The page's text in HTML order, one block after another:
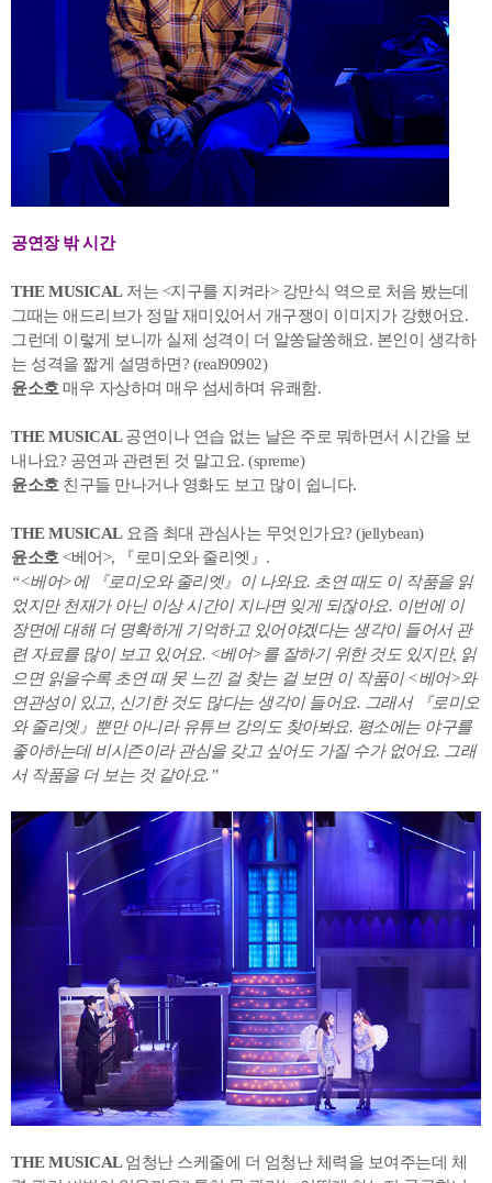
공연장 밖 시간
THE MUSICAL저는 <지구를 지켜라> 강만식 역으로 처음 봤는데
그때는 애드리브가 정말 재미있어서 개구쟁이 이미지가 강했어요.
그런데 이렇게 보니까 실제 성격이 더 알쏭달쏭해요. 본인이 생각하
는 성격을 짧게 설명하면? (real90902)
윤소호 매우 자상하며 매우 섬세하며 유쾌함.
THE MUSICAL공연이나 연습 없는 날은 주로 뭐하면서 시간을 보
내나요? 공연과 관련된 것 말고요. (spreme)
윤소호친구들 만나거나 영화도 보고 많이 쉽니다.
THE MUSICAL요즘 최대 관심사는 무엇인가요? (jellybean)
윤소호<베어>, 『로미오와 줄리엣』.
“<베어>에 『로미오와 줄리엣』이 나와요. 초연 때도 이 작품을 읽
었지만 천재가 아닌 이상 시간이 지나면 잊게 되잖아요. 이번에 이
장면에 대해 더 명확하게 기억하고 있어야겠다는 생각이 들어서 관
련 자료를 많이 보고 있어요. <베어>를 잘하기 위한 것도 있지만, 읽
으면 읽을수록 초연 때 못 느낀 걸 찾는 걸 보면 이 작품이 <베어>와
연관성이 있고, 신기한 것도 많다는 생각이 들어요. 그래서 『로미오
와 줄리엣』뿐만 아니라 유튜브 강의도 찾아봐요. 평소에는 야구를
좋아하는데 비시즌이라 관심을 갖고 싶어도 가질 수가 없어요. 그래
서 작품을 더 보는 것 같아요.”
THE MUSICAL엄청난 스케줄에 더 엄청난 체력을 보여주는데 체